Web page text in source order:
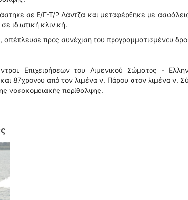
σε Ε/Γ-Τ/Ρ Λάντζα και μεταφέρθηκε με
ιδιωτική κλινική.
απέπλευσε προς συνέχιση του προγραμματισμένου
Επιχειρήσεων του Λιμενικού Σώματος -
87χρονου από τον λιμένα ν. Πάρου στον λιμένα ν.
νοσοκομειακής περίθαλψης.